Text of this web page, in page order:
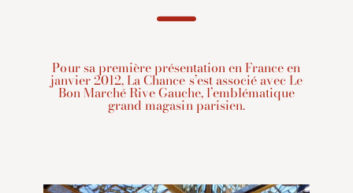
Pour sa première présentation en France en
janvier 2012, La Chance s’est associé avec Le
Bon Marché Rive Gauche, l’emblématique
grand magasin parisien.